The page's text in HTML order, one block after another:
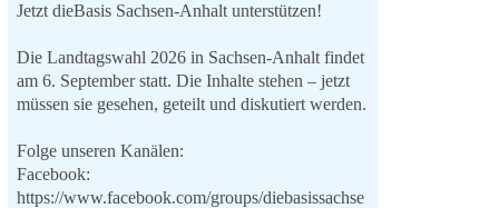
Jetzt dieBasis Sachsen-Anhalt unterstützen!
Die Landtagswahl 2026 in Sachsen-Anhalt findet
am 6. September statt. Die Inhalte stehen – jetzt
müssen sie gesehen, geteilt und diskutiert werden.
Folge unseren Kanälen:
Facebook:
https://www.facebook.com/groups/diebasissachse